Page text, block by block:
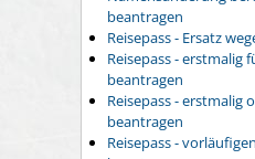
beantragen
Reisepass - Ersatz
Reisepass - erstmalig
beantragen
Reisepass - erstmalig
beantragen
Reisepass -